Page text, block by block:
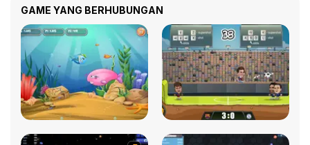
GAME YANG BERHUBUNGAN